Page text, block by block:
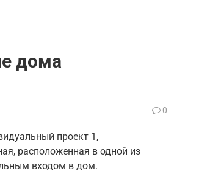
дома
0
проект 1,
расположенная в одной из
входом в дом.